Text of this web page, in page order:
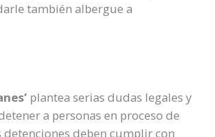
también albergue a
plantea serias dudas legales y
a personas en proceso de
deben cumplir con